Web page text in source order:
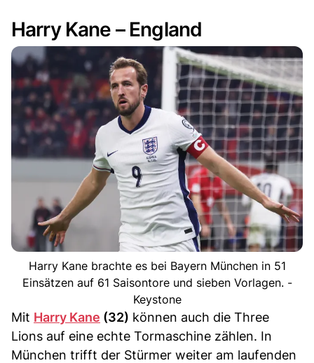
Harry Kane – England
Harry Kane brachte es bei Bayern München in 51
Einsätzen auf 61 Saisontore und sieben Vorlagen. -
Keystone
Mit Harry Kane (32) können auch die Three
Lions auf eine echte Tormaschine zählen. In
München trifft der Stürmer weiter am laufenden